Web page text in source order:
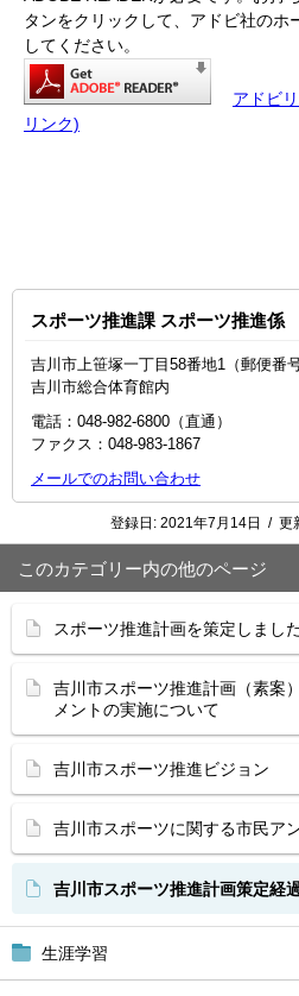
生涯学習
タンをクリックして、アドビ社のホ
してください。
アドビ
リンク)
スポーツ推進課 スポーツ推進係
吉川市上笹塚一丁目58番地1（郵便番号
吉川市総合体育館内
電話：048-982-6800（直通）
ファクス：048-983-1867
メールでのお問い合わせ
登録日: 2021年7月14日 / 更
このカテゴリー内の他のページ
スポーツ推進計画を策定しまし
吉川市スポーツ推進計画（素案
メントの実施について
吉川市スポーツ推進ビジョン
吉川市スポーツに関する市民ア
吉川市スポーツ推進計画策定経